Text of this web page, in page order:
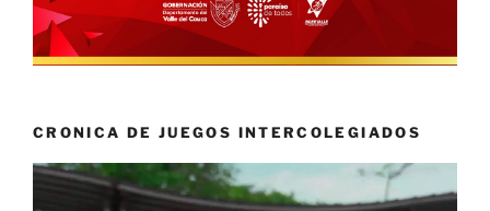
CRONICA DE JUEGOS INTERCOLEGIADOS
Reproductor